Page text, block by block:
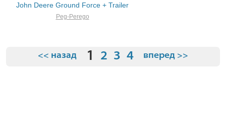
John Deere Ground Force + Trailer
Peg-Perego
<< назад 1 2 3 4 вперед >>